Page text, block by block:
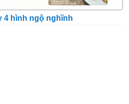
4 hình ngộ nghĩnh